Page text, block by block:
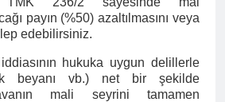
payın (%50) azaltılmasını veya
edebilirsiniz.
hukuka uygun delillerle
beyanı vb.) net bir şekilde
mali seyrini tamamen